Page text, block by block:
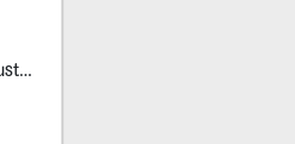
Perumahan Pakuwon City-Grand Island Cluster Casa Tobago -Bonus Furnished -Row Jalan Tiga Mobil -Surat Shm -Hadap Selatan -